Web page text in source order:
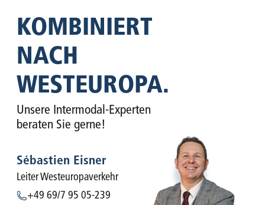
KOMBINIERT
NACH
WESTEUROPA.
Unsere Intermodal-Experten
beraten Sie gerne!
Sébastien Eisner
Leiter Westeuropaverkehr
+49 69/7 95 05-239